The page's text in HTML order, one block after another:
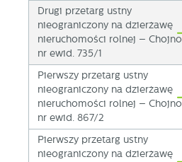
Drugi przetarg ustny
nieograniczony na dzierżawę
nieruchomości rolnej – Chojno
nr ewid. 735/1
Pierwszy przetarg ustny
nieograniczony na dzierżawę
nieruchomości rolnej – Chojno
nr ewid. 867/2
Pierwszy przetarg ustny
nieograniczony na dzierżawę